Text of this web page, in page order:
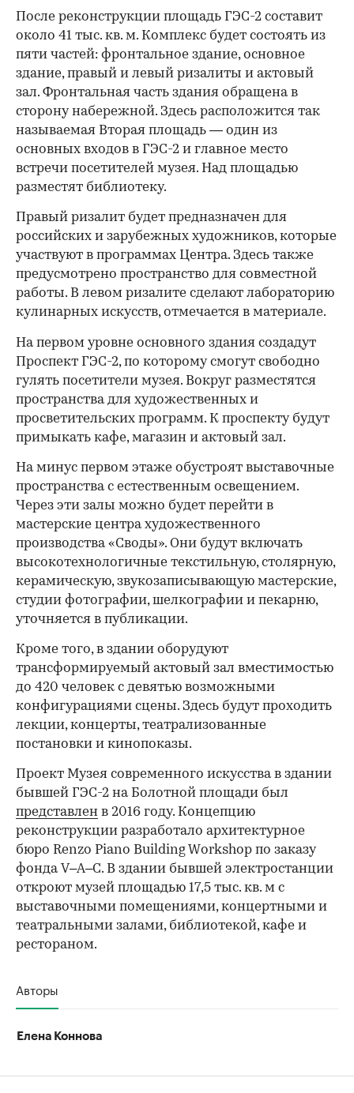
После реконструкции площадь ГЭС-2 составит
около 41 тыс. кв. м. Комплекс будет состоять из
пяти частей: фронтальное здание, основное
здание, правый и левый ризалиты и актовый
зал. Фронтальная часть здания обращена в
сторону набережной. Здесь расположится так
называемая Вторая площадь — один из
основных входов в ГЭС-2 и главное место
встречи посетителей музея. Над площадью
разместят библиотеку.
Правый ризалит будет предназначен для
российских и зарубежных художников, которые
участвуют в программах Центра. Здесь также
предусмотрено пространство для совместной
работы. В левом ризалите сделают лабораторию
кулинарных искусств, отмечается в материале.
На первом уровне основного здания создадут
Проспект ГЭС-2, по которому смогут свободно
гулять посетители музея. Вокруг разместятся
пространства для художественных и
просветительских программ. К проспекту будут
примыкать кафе, магазин и актовый зал.
На минус первом этаже обустроят выставочные
пространства с естественным освещением.
Через эти залы можно будет перейти в
мастерские центра художественного
производства «Своды». Они будут включать
высокотехнологичные текстильную, столярную,
керамическую, звукозаписывающую мастерские,
студии фотографии, шелкографии и пекарню,
уточняется в публикации.
Кроме того, в здании оборудуют
трансформируемый актовый зал вместимостью
до 420 человек с девятью возможными
конфигурациями сцены. Здесь будут проходить
лекции, концерты, театрализованные
постановки и кинопоказы.
Проект Музея современного искусства в здании
бывшей ГЭС-2 на Болотной площади был
представлен в 2016 году. Концепцию
реконструкции разработало архитектурное
бюро Renzo Piano Building Workshop по заказу
фонда V–A–C. В здании бывшей электростанции
откроют музей площадью 17,5 тыс. кв. м с
выставочными помещениями, концертными и
театральными залами, библиотекой, кафе и
рестораном.
Авторы
Елена Коннова